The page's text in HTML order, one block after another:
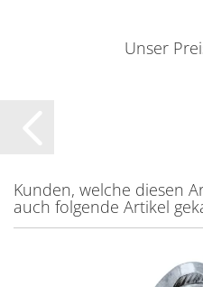
Unser
Kunden, welche diesen
auch folgende Artikel